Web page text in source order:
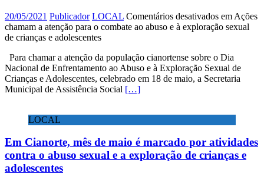
20/05/2021 Publicador LOCAL Comentários desativados em Ações
chamam a atenção para o combate ao abuso e à exploração sexual
de crianças e adolescentes
Para chamar a atenção da população cianortense sobre o Dia
Nacional de Enfrentamento ao Abuso e à Exploração Sexual de
Crianças e Adolescentes, celebrado em 18 de maio, a Secretaria
Municipal de Assistência Social […]
LOCAL
Em Cianorte, mês de maio é marcado por atividades
contra o abuso sexual e a exploração de crianças e
adolescentes